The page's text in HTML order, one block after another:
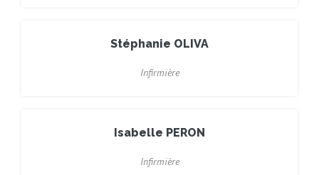
Stéphanie OLIVA
Infirmière
Isabelle PERON
Infirmière